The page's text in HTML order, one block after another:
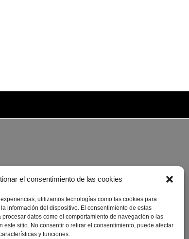
el consentimiento de las cookies
utilizamos tecnologías como las cookies para
información del dispositivo. El consentimiento de estas
datos como el comportamiento de navegación o las
este sitio. No consentir o retirar el consentimiento, puede afectar
y funciones.